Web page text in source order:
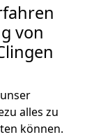
von
alles zu
können.